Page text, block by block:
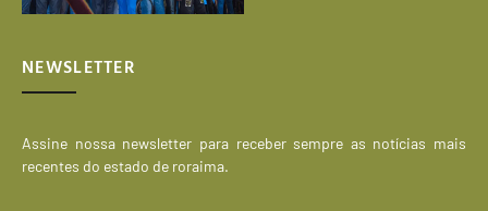
NEWSLETTER
Assine nossa newsletter para receber sempre as notícias mais
recentes do estado de roraima.